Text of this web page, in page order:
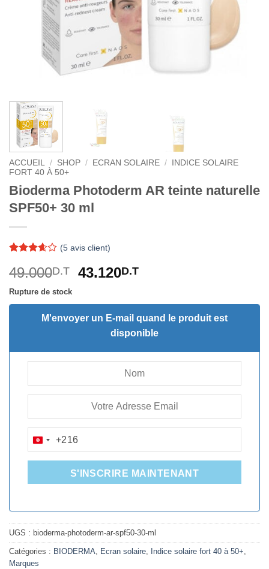
ACCUEIL / SHOP / ECRAN SOLAIRE /
INDICE SOLAIRE
FORT 40 À 50+
Bioderma Photoderm AR teinte naturelle
SPF50+ 30 ml
3.6sur
5 basé
sur
client
(5avis client)
49.000D.T
Le
initial
était :
49.000D.T.
43.120D.TLe
actuel
est :
43.120D.T.
Rupture de stock
M'envoyer un E-mail quand le produit est
disponible
TUNISIA
+216
+216
S'INSCRIRE MAINTENANT
UGS : bioderma-photoderm-ar-spf50-30-ml
Catégories : BIODERMA, Ecran solaire, Indice solaire fort 40 à 50+,
Marques